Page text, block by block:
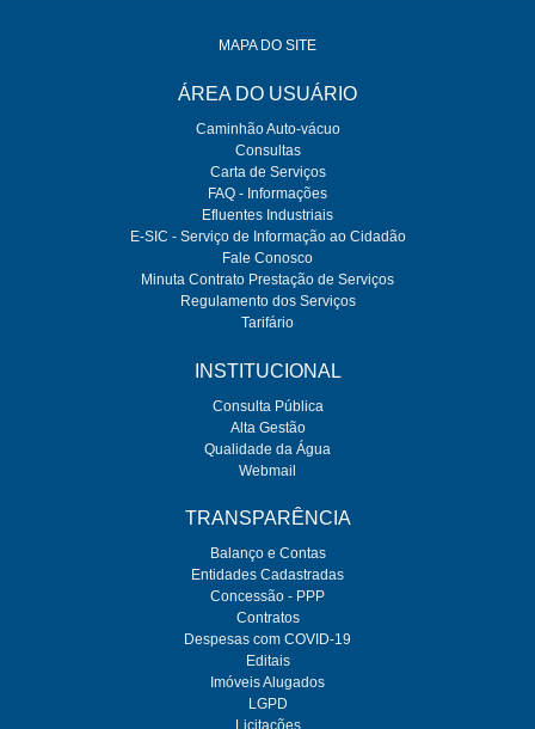
MAPA DO SITE
ÁREA DO USUÁRIO
Caminhão Auto-vácuo
Consultas
Carta de Serviços
FAQ - Informações
Efluentes Industriais
E-SIC - Serviço de Informação ao Cidadão
Fale Conosco
Minuta Contrato Prestação de Serviços
Regulamento dos Serviços
Tarifário
INSTITUCIONAL
Consulta Pública
Alta Gestão
Qualidade da Água
Webmail
TRANSPARÊNCIA
Balanço e Contas
Entidades Cadastradas
Concessão - PPP
Contratos
Despesas com COVID-19
Editais
Imóveis Alugados
LGPD